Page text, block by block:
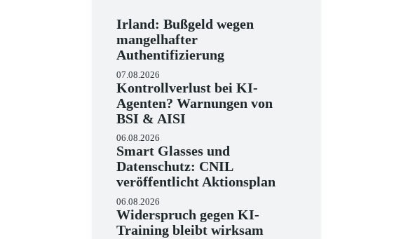
Irland: Bußgeld wegen
mangelhafter
Authentifizierung
07.08.2026
Kontrollverlust bei KI-
Agenten? Warnungen von
BSI & AISI
06.08.2026
Smart Glasses und
Datenschutz: CNIL
veröffentlicht Aktionsplan
06.08.2026
Widerspruch gegen KI-
Training bleibt wirksam